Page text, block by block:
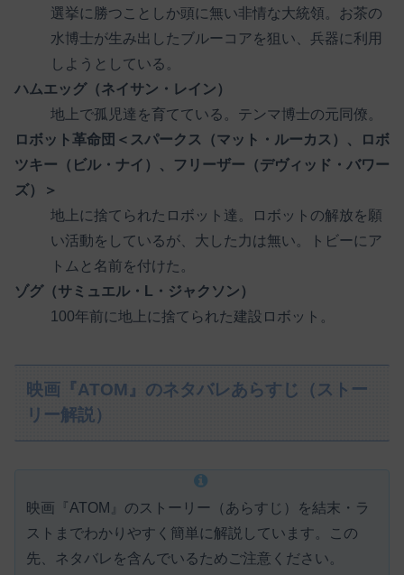
選挙に勝つことしか頭に無い非情な大統領。お茶の
水博士が生み出したブルーコアを狙い、兵器に利用
しようとしている。
ハムエッグ（ネイサン・レイン）
地上で孤児達を育てている。テンマ博士の元同僚。
ロボット革命団＜スパークス（マット・ルーカス）、ロボ
ツキー（ビル・ナイ）、フリーザー（デヴィッド・バワー
ズ）＞
地上に捨てられたロボット達。ロボットの解放を願
い活動をしているが、大した力は無い。トビーにア
トムと名前を付けた。
ゾグ（サミュエル・L・ジャクソン）
100年前に地上に捨てられた建設ロボット。
映画『ATOM』のネタバレあらすじ（ストー
リー解説）
映画『ATOM』のストーリー（あらすじ）を結末・ラ
ストまでわかりやすく簡単に解説しています。この
先、ネタバレを含んでいるためご注意ください。